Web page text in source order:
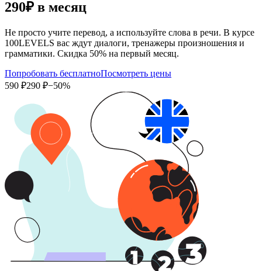
290₽ в месяц
Не просто учите перевод, а используйте слова в речи. В курсе
100LEVELS вас ждут диалоги, тренажеры произношения и
грамматики. Скидка 50% на первый месяц.
Попробовать бесплатноПосмотреть цены
590 ₽290 ₽−50%